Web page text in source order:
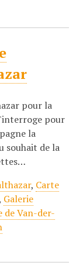
pour la
pour
la
souhait de la
, Carte
Galerie
de Van-der-